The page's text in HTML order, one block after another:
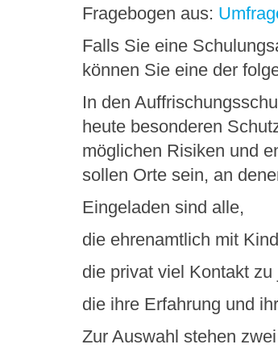
Fragebogen aus:
Falls Sie eine
können Sie eine der
In den
heute besonderen
möglichen Risiken und
sollen Orte sein, an
Eingeladen sind alle,
die ehrenamtlich mit
die privat viel Kontakt
die ihre Erfahrung und
Zur Auswahl stehen